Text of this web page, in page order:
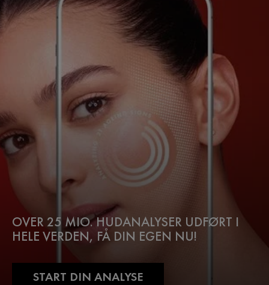
OVER 25 MIO. HUDANALYSER UDFØRT I
HELE VERDEN, FÅ DIN EGEN NU!
START DIN ANALYSE